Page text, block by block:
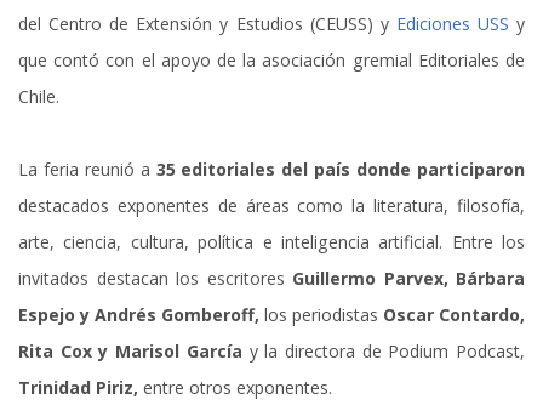
del Centro de Extensión y Estudios (CEUSS) y Ediciones USS y
que contó con el apoyo de la asociación gremial Editoriales de
Chile.
La feria reunió a 35 editoriales del país donde participaron
destacados exponentes de áreas como la literatura, filosofía,
arte, ciencia, cultura, política e inteligencia artificial. Entre los
invitados destacan los escritores Guillermo Parvex, Bárbara
Espejo y Andrés Gomberoff, los periodistas Oscar Contardo,
Rita Cox y Marisol García y la directora de Podium Podcast,
Trinidad Piriz, entre otros exponentes.